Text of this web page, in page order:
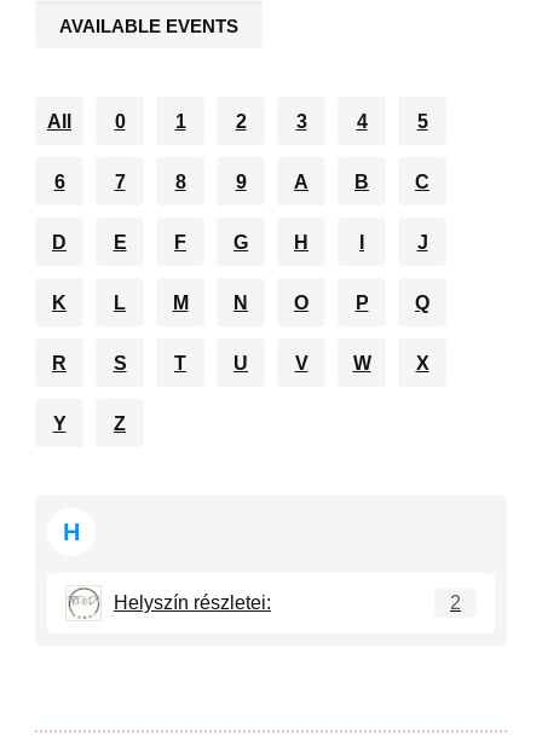
AVAILABLE EVENTS
All 0 1 2 3 4 5
6 7 8 9 A B C
D E F G H J
K L M N O P Q
R S T U V W X
Y Z
H
Helyszín részletei: 2